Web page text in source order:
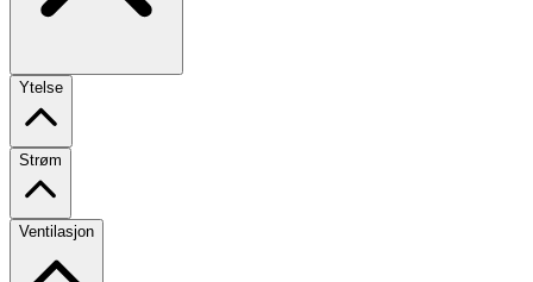
Ytelse
Strøm
Ventilasjon